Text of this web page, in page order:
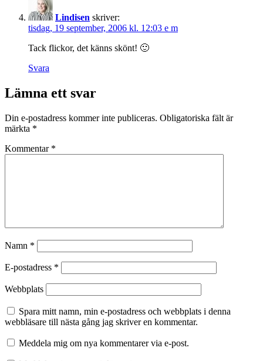
Lindisen skriver:
tisdag, 19 september, 2006 kl. 12:03 e m
Tack flickor, det känns skönt! 🙂
Svara
Lämna ett svar
Din e-postadress kommer inte publiceras. Obligatoriska fält är
märkta *
Kommentar *
Namn *
E-postadress *
Webbplats
Spara mitt namn, min e-postadress och webbplats i denna
webbläsare till nästa gång jag skriver en kommentar.
Meddela mig om nya kommentarer via e-post.